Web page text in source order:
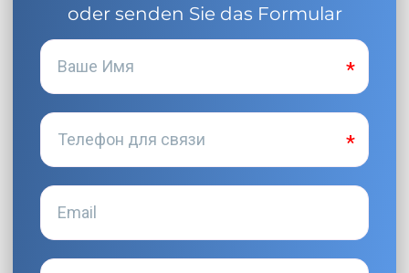
oder senden Sie das Formular